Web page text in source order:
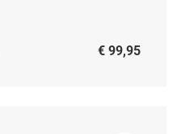
€ 99,95